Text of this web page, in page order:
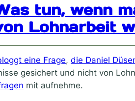
tun, wenn
Lohnarbeit
eine Frage, die Daniel
gesichert und nicht von
mit aufnehme.